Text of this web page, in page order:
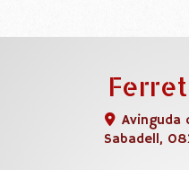
Avinguda
Sabadell,